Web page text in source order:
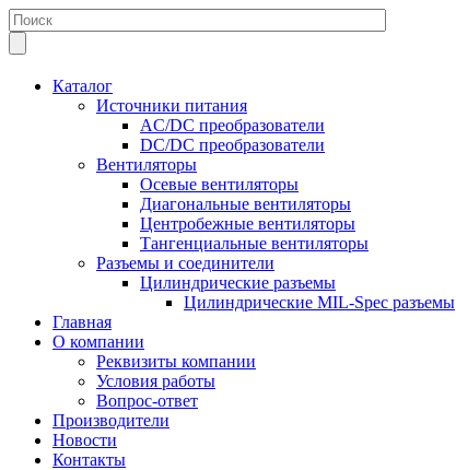
Каталог
Источники питания
AC/DC преобразователи
DC/DC преобразователи
Вентиляторы
Осевые вентиляторы
Диагональные вентиляторы
Центробежные вентиляторы
Тангенциальные вентиляторы
Разъемы и соединители
Цилиндрические разъемы
Цилиндрические MIL-Spec разъемы
Главная
О компании
Реквизиты компании
Условия работы
Вопрос-ответ
Производители
Новости
Контакты